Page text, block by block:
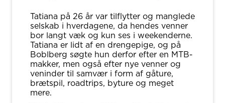
Tatiana på 26 år var tilflytter og manglede
selskab i hverdagene, da hendes venner
bor langt væk og kun ses i weekenderne.
Tatiana er lidt af en drengepige, og på
Boblberg søgte hun derfor efter en MTB-
makker, men også efter nye venner og
veninder til samvær i form af gåture,
brætspil, roadtrips, byture og meget
mere.